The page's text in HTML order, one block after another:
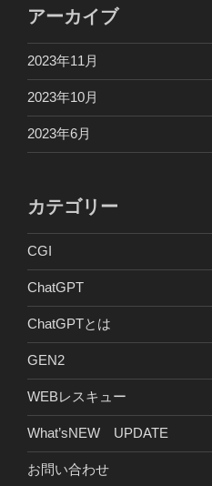
アーカイブ
2023年11月
2023年10月
2023年6月
カテゴリー
CGI
ChatGPT
ChatGPTとは
GEN2
WEBレスキュー
What’sNEW UPDATE
お問い合わせ